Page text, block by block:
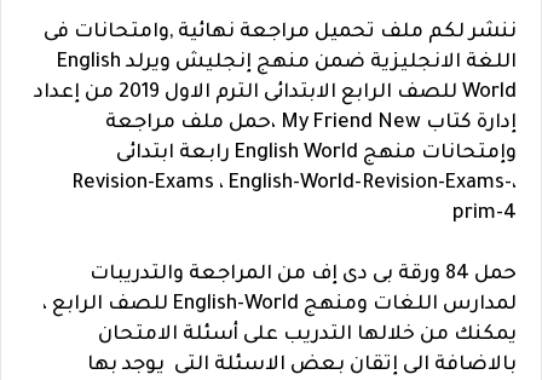
ننشر لكم ملف تحميل مراجعة نهائية ,وامتحانات فى
اللغة الانجليزية ضمن منهج إنجليش ويرلد English
World للصف الرابع الابتدائى الترم الاول 2019 من إعداد
إدارة كتاب My Friend New ،حمل ملف مراجعة
وإمتحانات منهج English World رابعة ابتدائى
،Revision-Exams ، English-World-Revision-Exams-
prim-4
حمل 84 ورقة بى دى إف من المراجعة والتدريبات
لمدارس اللغات ومنهج
English-World للصف الرابع ،
يمكنك من خلالها التدريب على أسئلة الامتحان
بالاضافة الى إتقان بعض الاسئلة التى يوجد بها